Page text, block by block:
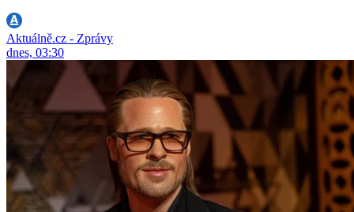
Aktuálně.cz - Zprávy
dnes, 03:30